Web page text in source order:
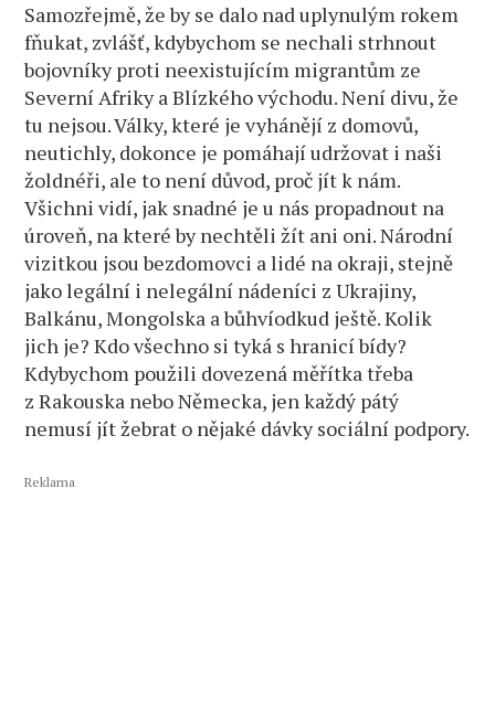
Samozřejmě, že by se dalo nad uplynulým rokem
fňukat, zvlášť, kdybychom se nechali strhnout
bojovníky proti neexistujícím migrantům ze
Severní Afriky a Blízkého východu. Není divu, že
tu nejsou. Války, které je vyhánějí z domovů,
neutichly, dokonce je pomáhají udržovat i naši
žoldnéři, ale to není důvod, proč jít k nám.
Všichni vidí, jak snadné je u nás propadnout na
úroveň, na které by nechtěli žít ani oni. Národní
vizitkou jsou bezdomovci a lidé na okraji, stejně
jako legální i nelegální nádeníci z Ukrajiny,
Balkánu, Mongolska a bůhvíodkud ještě. Kolik
jich je? Kdo všechno si tyká s hranicí bídy?
Kdybychom použili dovezená měřítka třeba
z Rakouska nebo Německa, jen každý pátý
nemusí jít žebrat o nějaké dávky sociální podpory.
Reklama